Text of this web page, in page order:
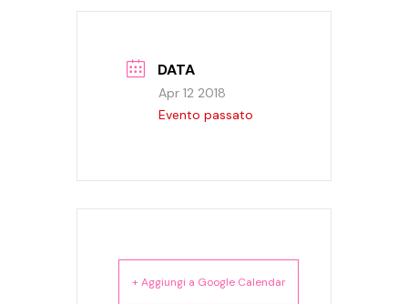
DATA
Apr 12 2018
Evento passato
+ Aggiungi a Google Calendar